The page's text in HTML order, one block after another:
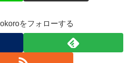
をフォローする